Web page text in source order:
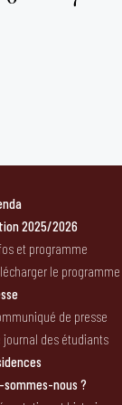
2025/2026
et programme
le programme
de presse
journal des étudiants
sommes-nous ?